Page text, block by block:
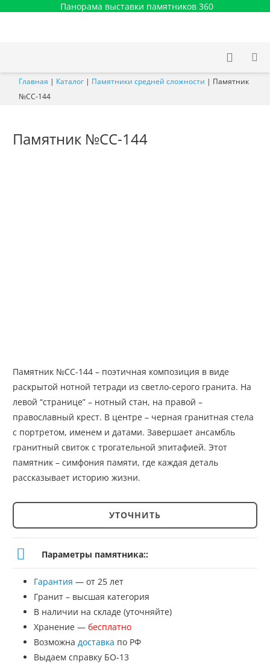
Панорама выставки памятников 360
Главная | Каталог | Памятники средней сложности | Памятник
№СС-144
Памятник №СС-144
Памятник №СС-144 – поэтичная композиция в виде
раскрытой нотной тетради из светло-серого гранита. На
левой “странице” – нотный стан, на правой –
православный крест. В центре – черная гранитная стела
с портретом, именем и датами. Завершает ансамбль
гранитный свиток с трогательной эпитафией. Этот
памятник – симфония памяти, где каждая деталь
рассказывает историю жизни.
Количество
товара
Памятник
№СС-144
УТОЧНИТЬ
Параметры памятника::
Гарантия — от 25 лет
Гранит – высшая категория
В наличии на складе (уточняйте)
Хранение — бесплатно
Возможна доставка по РФ
Выдаем справку БО-13